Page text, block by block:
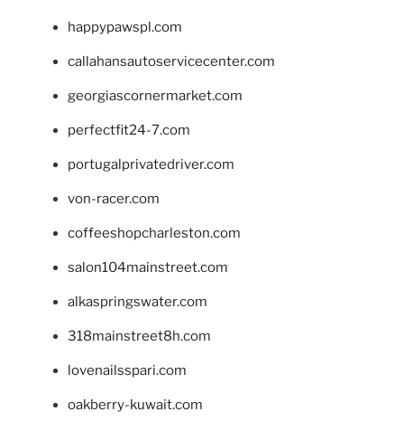
happypawspl.com
callahansautoservicecenter.com
georgiascornermarket.com
perfectfit24-7.com
portugalprivatedriver.com
von-racer.com
coffeeshopcharleston.com
salon104mainstreet.com
alkaspringswater.com
318mainstreet8h.com
lovenailsspari.com
oakberry-kuwait.com